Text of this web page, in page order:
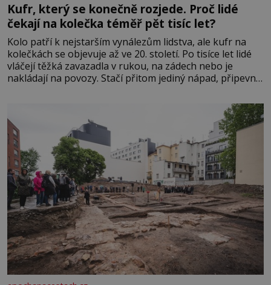
Kufr, který se konečně rozjede. Proč lidé
čekají na kolečka téměř pět tisíc let?
Kolo patří k nejstarším vynálezům lidstva, ale kufr na
kolečkách se objevuje až ve 20. století. Po tisíce let lidé
vláčejí těžká zavazadla v rukou, na zádech nebo je
nakládají na povozy. Stačí přitom jediný nápad, připevnit
nedostane. Až jednou se na letišti ozve věta, která změní